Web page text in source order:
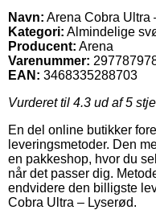
Navn: Arena Cobra Ultra
Kategori: Almindelige
Producent: Arena
Varenummer:
EAN: 3468335288703
Vurderet til 4.3 ud af 5
En del online butikker
leveringsmetoder. Den
en pakkeshop, hvor du
når det passer dig.
endvidere den billigste
Cobra Ultra – Lyserød.